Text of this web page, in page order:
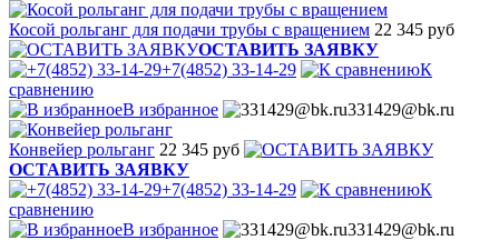
Косой рольганг для подачи трубы с вращением 22 345 руб
ОСТАВИТЬ ЗАЯВКУ
+7(4852) 33-14-29
К
сравнению
В избранное
331429@bk.ru
Конвейер рольганг 22 345 руб
ОСТАВИТЬ ЗАЯВКУ
+7(4852) 33-14-29
К
сравнению
В избранное
331429@bk.ru